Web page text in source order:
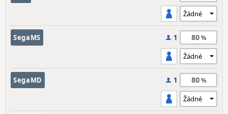
SegaMS 1 80
SegaMD 1 80